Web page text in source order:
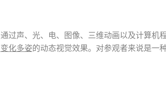
通过声、光、电、图像、三维动画以及计算机
变化多姿的动态视觉效果。对参观者来说是一